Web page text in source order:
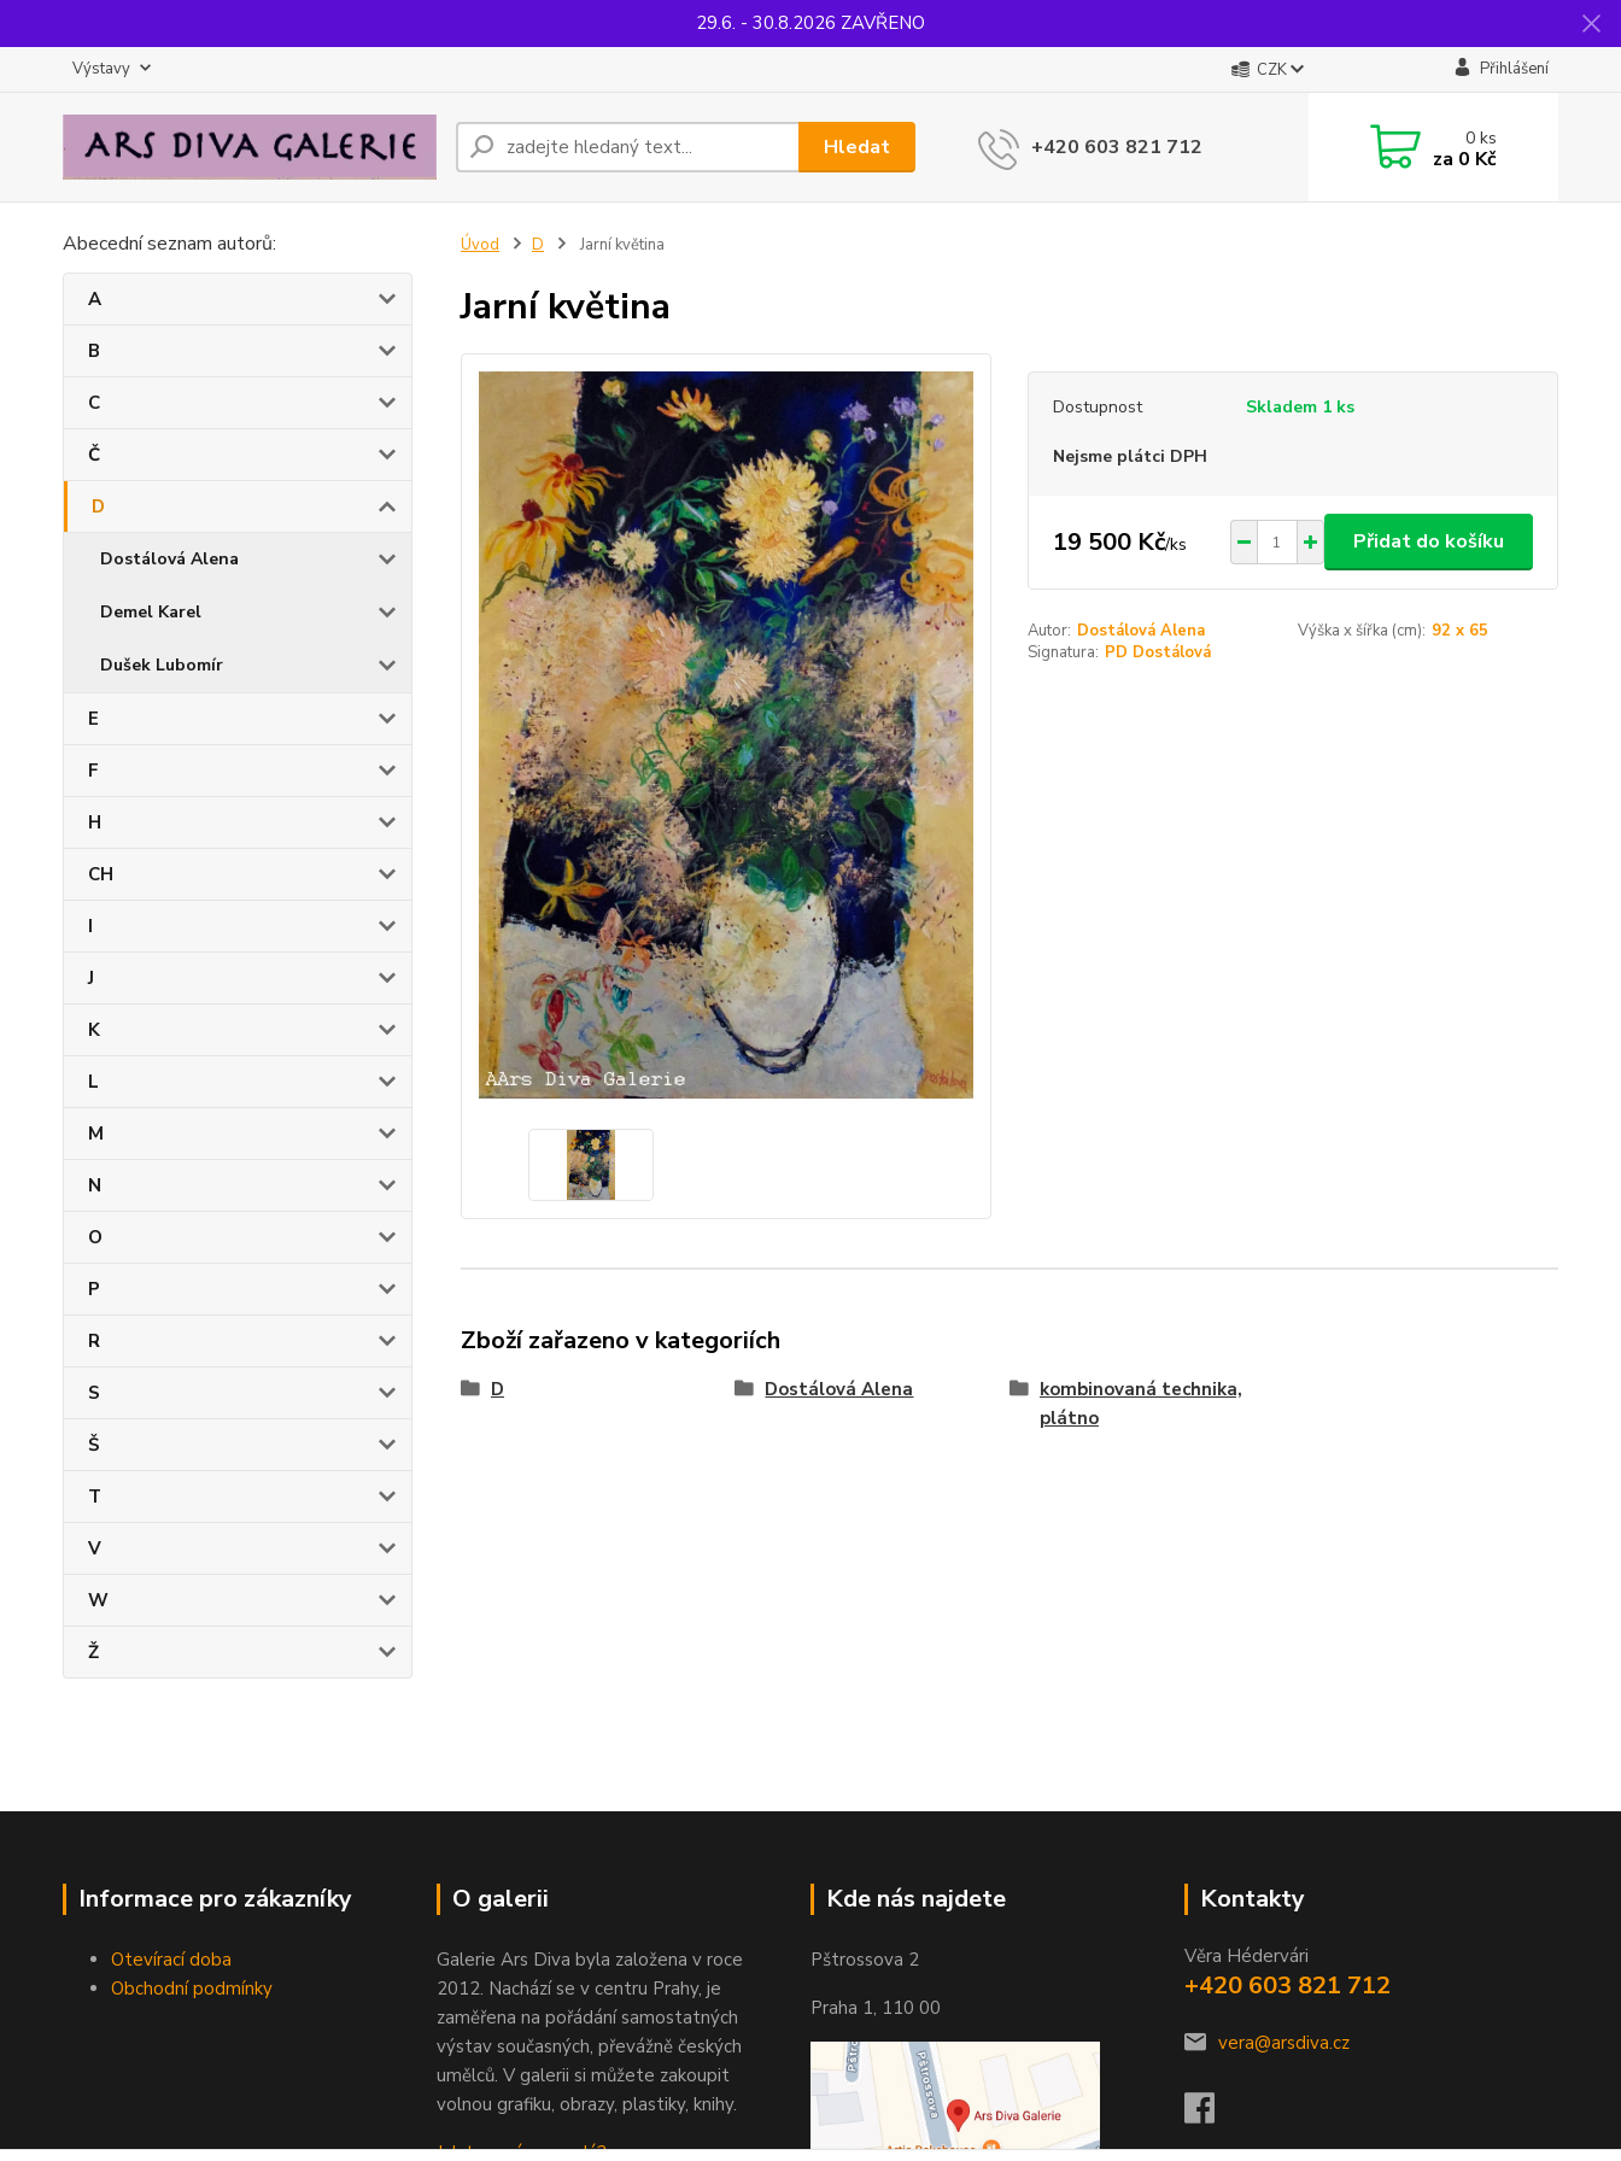
29.6. - 30.8.2026 ZAVŘENO
Výstavy CZK Přihlášení
Hledat +420 603 821 712 0ks
za 0 Kč
Abecední seznam autorů:
A
B
C
Č
D
Dostálová Alena
Demel Karel
Dušek Lubomír
E
F
H
CH
I
J
K
L
M
N
O
P
R
S
Š
T
V
W
Ž
Úvod D Jarní květina
Jarní květina
Dostupnost Skladem 1 ks
Nejsme plátci DPH
19 500 Kč/ks Přidat do košíku
Autor: Dostálová Alena Výška x šířka (cm): 92 x 65
Signatura: PD Dostálová
Zboží zařazeno v kategoriích
D Dostálová Alena
kombinovaná technika,
plátno
Informace pro zákazníky
Otevírací doba
Obchodní podmínky
O galerii
Galerie Ars Diva byla založena v roce
2012. Nachází se v centru Prahy, je
zaměřena na pořádání samostatných
výstav současných, převážně českých
umělců. V galerii si můžete zakoupit
volnou grafiku, obrazy, plastiky, knihy.
Jak to u nás vypadá?
Kde nás najdete
Pštrossova 2
Praha 1, 110 00
Kontakty
Věra Hédervári
+420 603 821 712
vera@arsdiva.cz